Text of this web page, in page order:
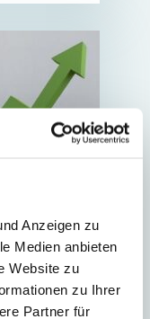
Anzeigen zu
Medien anbieten
Website zu
zu Ihrer
Partner für